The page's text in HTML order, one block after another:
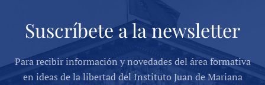
Suscríbete a la newsletter
Para recibir información y novedades del área formativa
en ideas de la libertad del Instituto Juan de Mariana